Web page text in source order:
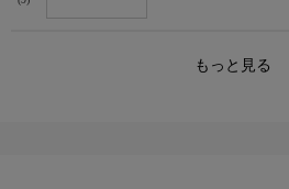
もっと見る